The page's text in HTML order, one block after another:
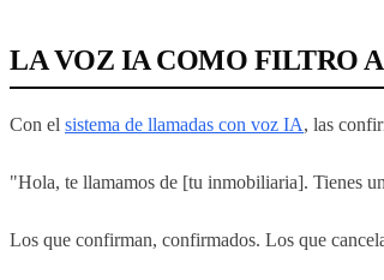
LA VOZ IA COMO FILTRO
Con el sistema de llamadas con voz IA, las
"Hola, te llamamos de [tu inmobiliaria]. Tienes
Los que confirman, confirmados. Los que